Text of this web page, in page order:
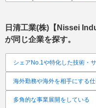
日清工業(株)【Nissei
が同じ企業を探す。
シェアNo.1や特化した技術・
海外勤務や海外を相手にする
多角的な事業展開をしている